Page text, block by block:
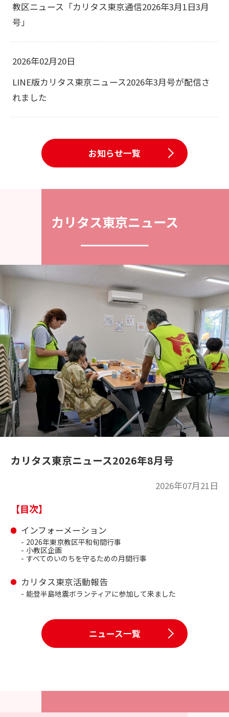
教区ニュース「カリタス東京通信2026年3月1日3月
号」
2026年02月20日
LINE版カリタス東京ニュース2026年3月号が配信さ
れました
お知らせ一覧
カリタス東京ニュース
カリタス東京ニュース2026年8月号
2026年07月21日
【目次】
インフォーメーション
2026年東京教区平和旬間行事
小教区企画
すべてのいのちを守るための月間行事
カリタス東京活動報告
能登半島地震ボランティアに参加して来ました
ニュース一覧